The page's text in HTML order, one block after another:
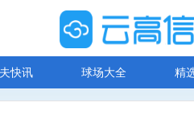
快讯 球场大全 精